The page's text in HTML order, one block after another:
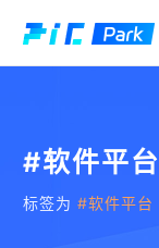
#软件平台
标签为#软件平台